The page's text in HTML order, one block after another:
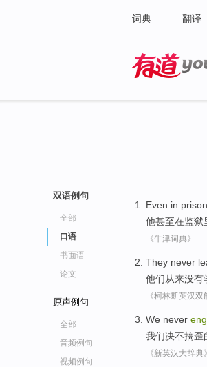
词典 翻译
双语例句
全部
口语
书面语
论文
原声例句
全部
音频例句
视频例句
Even in prison
他甚至在监狱
《牛津词典》
They never
他们从来没有
《柯林斯英汉双
We never
我们决不搞歪
《新英汉大辞典》